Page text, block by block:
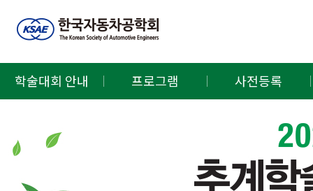
학술대회 안내 프로그램 사전등록